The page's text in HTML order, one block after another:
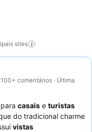
sites
comentários · Última
casais e turistas
do tradicional charme
vistas